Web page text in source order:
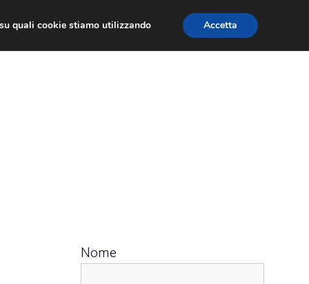
Nome
quali cookie stiamo utilizzando
Accetta